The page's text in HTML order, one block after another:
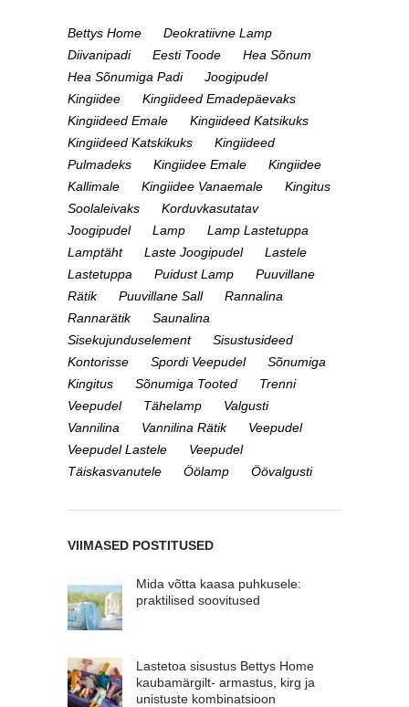
Bettys Home
Deokratiivne Lamp
Diivanipadi
Eesti Toode
Hea Sõnum
Hea Sõnumiga Padi
Joogipudel
Kingiidee
Kingiideed Emadepäevaks
Kingiideed Emale
Kingiideed Katsikuks
Kingiideed Katskikuks
Kingiideed
Pulmadeks
Kingiidee Emale
Kingiidee
Kallimale
Kingiidee Vanaemale
Kingitus
Soolaleivaks
Korduvkasutatav
Joogipudel
Lamp
Lamp Lastetuppa
Lamptäht
Laste Joogipudel
Lastele
Lastetuppa
Puidust Lamp
Puuvillane
Rätik
Puuvillane Sall
Rannalina
Rannarätik
Saunalina
Sisekujunduselement
Sisustusideed
Kontorisse
Spordi Veepudel
Sõnumiga
Kingitus
Sõnumiga Tooted
Trenni
Veepudel
Tähelamp
Valgusti
Vannilina
Vannilina Rätik
Veepudel
Veepudel Lastele
Veepudel
Täiskasvanutele
Öölamp Öövalgusti
VIIMASED POSTITUSED
Mida võtta kaasa puhkusele:
praktilised soovitused
Lastetoa sisustus Bettys Home
kaubamärgilt- armastus, kirg ja
unistuste kombinatsioon